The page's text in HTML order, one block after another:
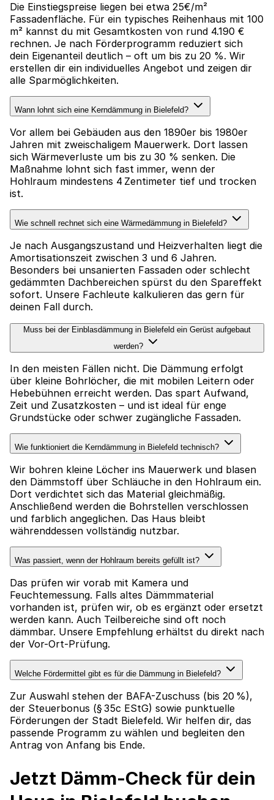
Die Einstiegspreise liegen bei etwa 25€/m²
Fassadenfläche. Für ein typisches Reihenhaus mit 100
m² kannst du mit Gesamtkosten von rund 4.190 €
rechnen. Je nach Förderprogramm reduziert sich
dein Eigenanteil deutlich – oft um bis zu 20 %. Wir
erstellen dir ein individuelles Angebot und zeigen dir
alle Sparmöglichkeiten.
Wann lohnt sich eine Kerndämmung in Bielefeld?
Vor allem bei Gebäuden aus den 1890er bis 1980er
Jahren mit zweischaligem Mauerwerk. Dort lassen
sich Wärmeverluste um bis zu 30 % senken. Die
Maßnahme lohnt sich fast immer, wenn der
Hohlraum mindestens 4 Zentimeter tief und trocken
ist.
Wie schnell rechnet sich eine Wärmedämmung in Bielefeld?
Je nach Ausgangszustand und Heizverhalten liegt die
Amortisationszeit zwischen 3 und 6 Jahren.
Besonders bei unsanierten Fassaden oder schlecht
gedämmten Dachbereichen spürst du den Spareffekt
sofort. Unsere Fachleute kalkulieren das gern für
deinen Fall durch.
Muss bei der Einblasdämmung in Bielefeld ein Gerüst aufgebaut
werden?
In den meisten Fällen nicht. Die Dämmung erfolgt
über kleine Bohrlöcher, die mit mobilen Leitern oder
Hebebühnen erreicht werden. Das spart Aufwand,
Zeit und Zusatzkosten – und ist ideal für enge
Grundstücke oder schwer zugängliche Fassaden.
Wie funktioniert die Kerndämmung in Bielefeld technisch?
Wir bohren kleine Löcher ins Mauerwerk und blasen
den Dämmstoff über Schläuche in den Hohlraum ein.
Dort verdichtet sich das Material gleichmäßig.
Anschließend werden die Bohrstellen verschlossen
und farblich angeglichen. Das Haus bleibt
währenddessen vollständig nutzbar.
Was passiert, wenn der Hohlraum bereits gefüllt ist?
Das prüfen wir vorab mit Kamera und
Feuchtemessung. Falls altes Dämmmaterial
vorhanden ist, prüfen wir, ob es ergänzt oder ersetzt
werden kann. Auch Teilbereiche sind oft noch
dämmbar. Unsere Empfehlung erhältst du direkt nach
der Vor-Ort-Prüfung.
Welche Fördermittel gibt es für die Dämmung in Bielefeld?
Zur Auswahl stehen der BAFA-Zuschuss (bis 20 %),
der Steuerbonus (§ 35c EStG) sowie punktuelle
Förderungen der Stadt Bielefeld. Wir helfen dir, das
passende Programm zu wählen und begleiten den
Antrag von Anfang bis Ende.
Jetzt Dämm-Check für dein